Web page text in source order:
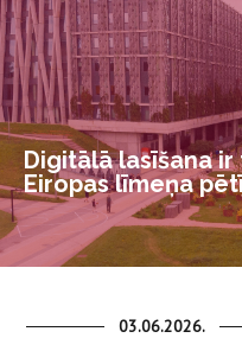
Digitālā lasīšana
Eiropas līmeņa
03.06.2026.